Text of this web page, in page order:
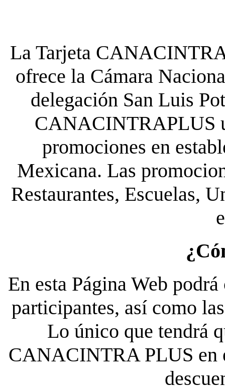
La Tarjeta
ofrece la Cámara
delegación San Luis
CANACINTRAPLUS
promociones en
Mexicana. Las
Restaurantes, Escuelas,
En esta Página Web
participantes, así como
Lo único que tendrá
CANACINTRA PLUS en